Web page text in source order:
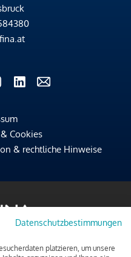
Cookies
& rechtliche Hinweise
Datenschutzbestimmungen
platzieren, um unsere